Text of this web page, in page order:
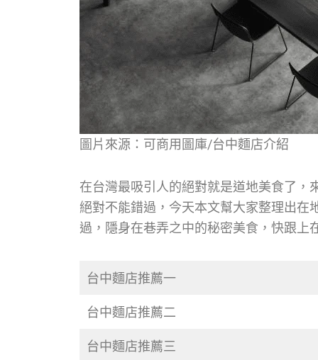
圖片來源：可商用圖庫/台中麵店介紹
在台灣最吸引人的絕對就是道地美食了，
絕對不能錯過，今天本文幫大家整理出在
過，隱身在巷弄之中的秘密美食，快跟上
台中麵店推薦一
台中麵店推薦二
台中麵店推薦三